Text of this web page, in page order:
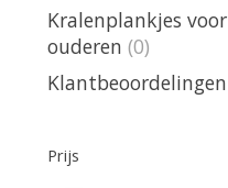
Kralenplankjes voor
ouderen (0)
Klantbeoordelingen
Prijs